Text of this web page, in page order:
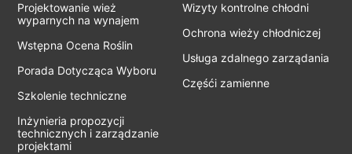
Projektowanie wież
wyparnych na wynajem
Wstępna Ocena Roślin
Porada Dotycząca Wyboru
Szkolenie techniczne
Inżynieria propozycji
technicznych i zarządzanie
projektami
Wizyty kontrolne chłodni
Ochrona wieży chłodniczej
Usługa zdalnego zarządania
Częśći zamienne